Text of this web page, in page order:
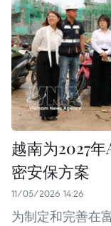
越南为2027
密安保方案
11/05/2026 14:26
为制定和完善在